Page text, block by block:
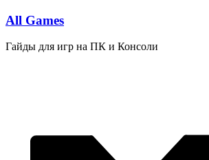
Перейти
содержимому
All Games
Гайды для игр на ПК и Консоли